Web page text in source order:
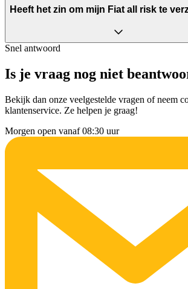
Heeft het zin om mijn Fiat all risk te
Snel antwoord
Is je vraag nog niet
Bekijk dan onze veelgestelde vragen of neem
klantenservice. Ze helpen je graag!
Morgen open vanaf 08:30 uur